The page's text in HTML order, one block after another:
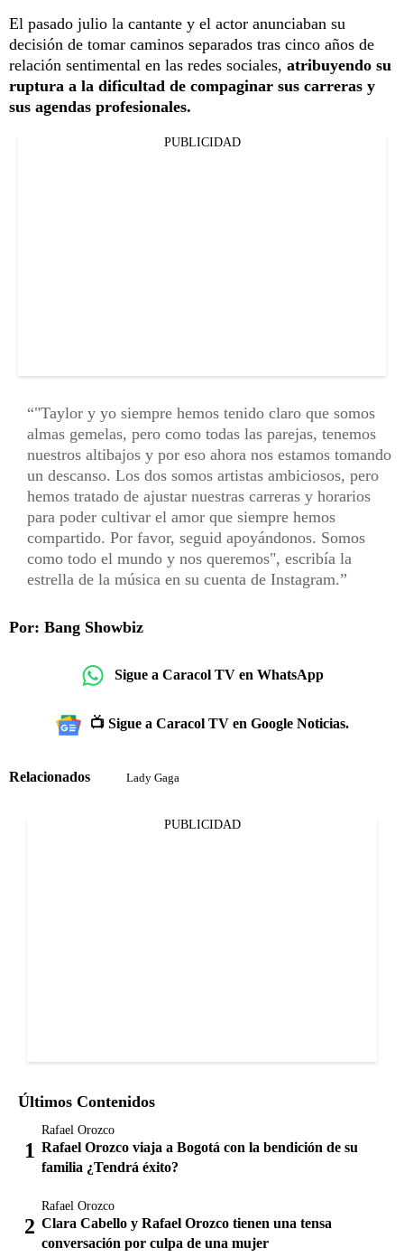
El pasado julio la cantante y el actor anunciaban su
decisión de tomar caminos separados tras cinco años de
relación sentimental en las redes sociales, atribuyendo su
ruptura a la dificultad de compaginar sus carreras y
sus agendas profesionales.
PUBLICIDAD
"Taylor y yo siempre hemos tenido claro que somos
almas gemelas, pero como todas las parejas, tenemos
nuestros altibajos y por eso ahora nos estamos tomando
un descanso. Los dos somos artistas ambiciosos, pero
hemos tratado de ajustar nuestras carreras y horarios
para poder cultivar el amor que siempre hemos
compartido. Por favor, seguid apoyándonos. Somos
como todo el mundo y nos queremos", escribía la
estrella de la música en su cuenta de Instagram.
Por: Bang Showbiz
Sigue a Caracol TV en WhatsApp
📺 Sigue a Caracol TV en Google Noticias.
Relacionados Lady Gaga
PUBLICIDAD
Últimos Contenidos
Rafael Orozco
Rafael Orozco viaja a Bogotá con la bendición de su
familia ¿Tendrá éxito?
Rafael Orozco
Clara Cabello y Rafael Orozco tienen una tensa
conversación por culpa de una mujer